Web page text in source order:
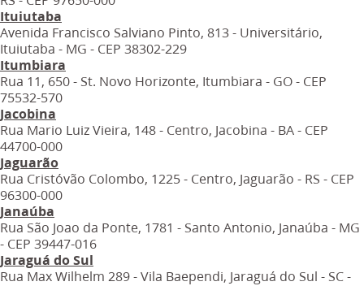
Ituiutaba
Avenida Francisco Salviano Pinto, 813 - Universitário,
Ituiutaba - MG - CEP 38302-229
Itumbiara
Rua 11, 650 - St. Novo Horizonte, Itumbiara - GO - CEP
75532-570
Jacobina
Rua Mario Luiz Vieira, 148 - Centro, Jacobina - BA - CEP
44700-000
Jaguarão
Rua Cristóvão Colombo, 1225 - Centro, Jaguarão - RS - CEP
96300-000
Janaúba
Rua São Joao da Ponte, 1781 - Santo Antonio, Janaúba - MG
- CEP 39447-016
Jaraguá do Sul
Rua Max Wilhelm 289 - Vila Baependi, Jaraguá do Sul - SC -